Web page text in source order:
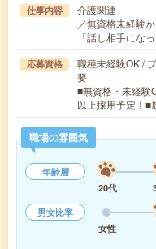
仕事内容
介護関連
／無資格未経験
「話し相手にな
応募資格
職種未経験OK /
要
■無資格・未経験
以上採用予定！
職場の雰囲気
年齢層
20代
男女比率
女性